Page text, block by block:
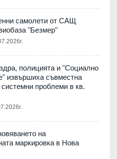
самолети от САЩ
"Безмер"
полицията и "Социално
извършиха съвместна
системни проблеми в кв.
на
маркировка в Нова